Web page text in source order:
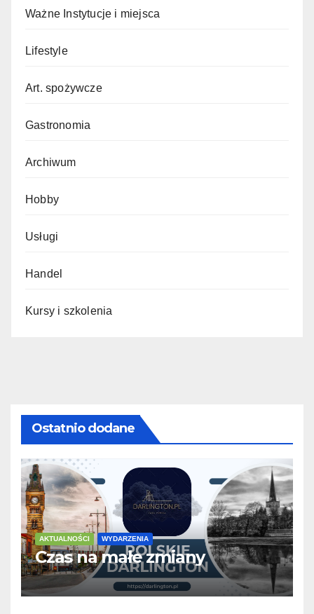
Ważne Instytucje i miejsca
Lifestyle
Art. spożywcze
Gastronomia
Archiwum
Hobby
Usługi
Handel
Kursy i szkolenia
Ostatnio dodane
AKTUALNOŚCI WYDARZENIA
Czas na małe zmiany